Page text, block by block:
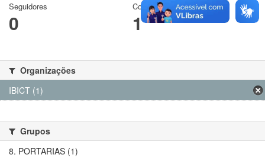
Seguidores
0
Conjuntos de dados
1
Organizações
IBICT (1)
Grupos
8. PORTARIAS (1)